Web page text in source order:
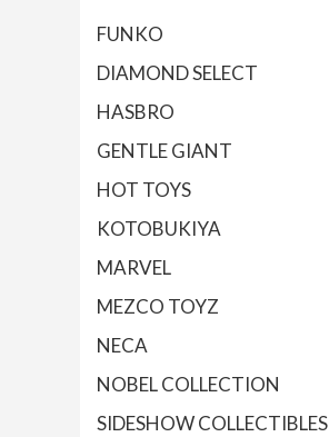
FUNKO
DIAMOND SELECT
HASBRO
GENTLE GIANT
HOT TOYS
KOTOBUKIYA
MARVEL
MEZCO TOYZ
NECA
NOBEL COLLECTION
SIDESHOW COLLECTIBLES